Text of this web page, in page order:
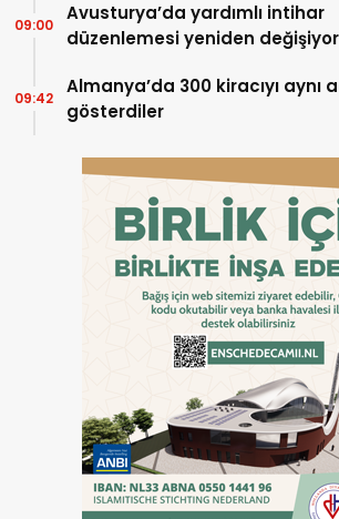
Avusturya’da yardımlı intihar
düzenlemesi yeniden değişiyor
09:00
Almanya’da 300 kiracıyı aynı
gösterdiler
09:42